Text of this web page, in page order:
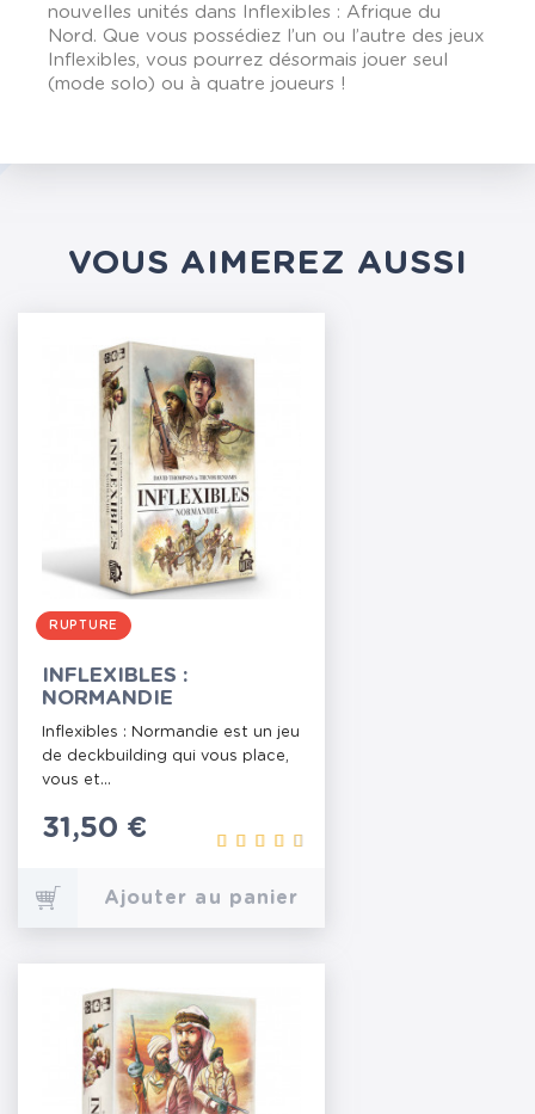
nouvelles unités dans Inflexibles : Afrique du
Nord. Que vous possédiez l’un ou l’autre des jeux
Inflexibles, vous pourrez désormais jouer seul
(mode solo) ou à quatre joueurs !
VOUS AIMEREZ AUSSI
RUPTURE
INFLEXIBLES :
NORMANDIE
Inflexibles : Normandie est un jeu
de deckbuilding qui vous place,
vous et...
Prix
31,50 €
Ajouter au panier